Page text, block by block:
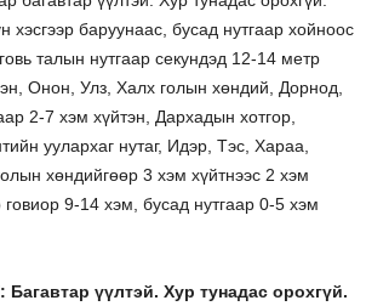
хэсгээр баруунаас, бусад нутгаар хойноос
талын нутгаар секундэд 12-14 метр
Онон, Улз, Халх голын хөндий, Дорнод,
2-7 хэм хүйтэн, Дархадын хотгор,
уулархаг нутаг, Идэр, Тэс, Хараа,
хөндийгөөр 3 хэм хүйтнээс 2 хэм
9-14 хэм, бусад нутгаар 0-5 хэм
үүлтэй. Хур тунадас орохгүй.